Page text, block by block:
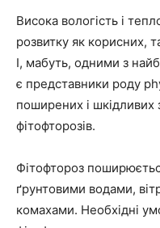
Висока вологість і
розвитку як корисних,
І, мабуть, одними з
є представники роду
поширених і
фітофторозів.
Фітофтороз
ґрунтовими водами,
комахами. Необхідні